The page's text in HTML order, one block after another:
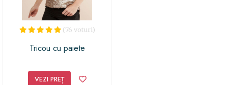
(76 voturi)
Tricou cu paiete
VEZI PREȚ